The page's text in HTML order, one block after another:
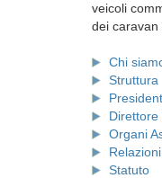
veicoli
dei caravan
Chi
Struttura
Organi
Statuto